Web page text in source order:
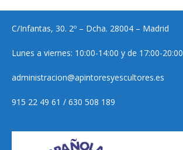
C/Infantas, 30. 2º – Dcha. 28004 – Madrid
Lunes a viernes: 10:00-14:00 y de 17:00-20:00
administracion@apintoresyescultores.es
915 22 49 61 / 630 508 189